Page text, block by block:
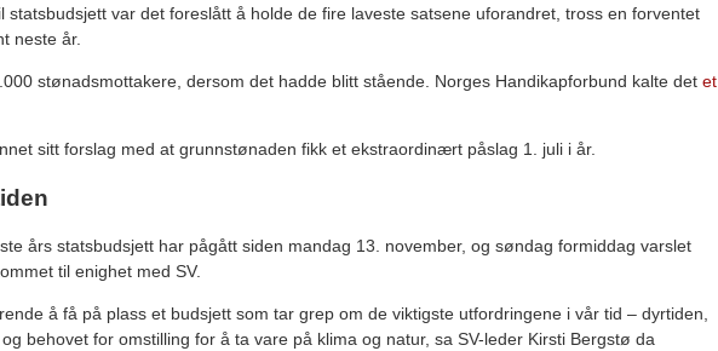
statsbudsjett var det foreslått å holde de fire laveste satsene uforandret, tross en forventet
neste år.
stønadsmottakere, dersom det hadde blitt stående. Norges Handikapforbund kalte det et
sitt forslag med at grunnstønaden fikk et ekstraordinært påslag 1. juli i år.
års statsbudsjett har pågått siden mandag 13. november, og søndag formiddag varslet
til enighet med SV.
å få på plass et budsjett som tar grep om de viktigste utfordringene i vår tid – dyrtiden,
behovet for omstilling for å ta vare på klima og natur, sa SV-leder Kirsti Bergstø da